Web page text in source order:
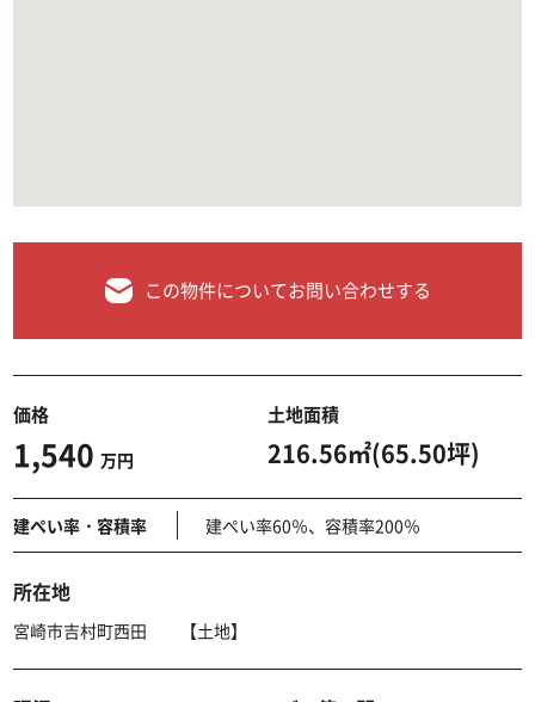
この物件についてお問い合わせする
価格
1,540 万円
土地面積
216.56㎡(65.50坪)
建ぺい率・容積率 建ぺい率60％、容積率200％
所在地
宮崎市吉村町西田 【土地】